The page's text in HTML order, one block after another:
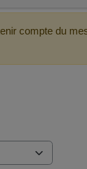
compte du